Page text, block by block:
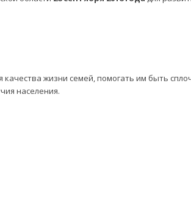
жизни семей, помогать им быть
населения.